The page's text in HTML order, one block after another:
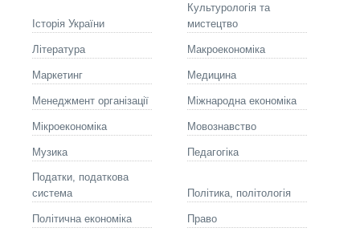
Історія України
Культурологія та
мистецтво
Літературa Макроекономіка
Маркетинг Медицина
Менеджмент організації Міжнародна економіка
Мікроекономіка Мовознавство
Музика Педагогіка
Податки, податкова
система
Політика, політологія
Політична економіка Право